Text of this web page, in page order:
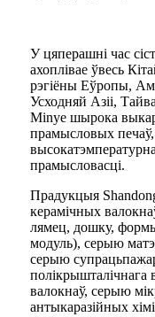
У цяперашні час
ахоплівае ўвесь
рэгіёны Еўропы,
Усходняй Азіі,
Minye шырока
прамысловых печаў,
прамысловасці.
Прадукцыя
керамічных
лямец, дошку,
модуль), серыю
серыю
валокнаў, серыю
антыкаразійных